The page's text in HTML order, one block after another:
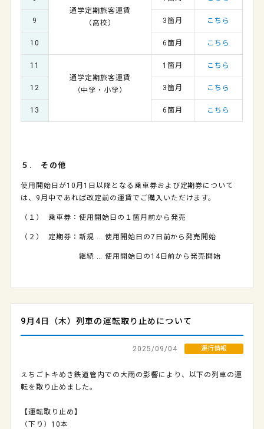
通学定期旅客運賃
（高校）
9 3箇月 こちら
10 6箇月 こちら
11
通学定期旅客運賃
（中学・小学）
1箇月 こちら
12 3箇月 こちら
13 6箇月 こちら
５. その他
使用開始日が10 月 1 日以降となる乗車券および定期券について
は、 9 月中であれば改定前の運賃でご購入いただけます。
（１） 乗車券：使用開始日の１箇月前から発売
（２） 定期券：新規 … 使用開始日の7 日前から発売開始
継続 … 使用開始日の 14日前から発売開始
9月4日（木）列車の運転取り止めについて
2025/09/04 運行情報
えちごトキめき鉄道管内での大雨の影響により、以下の列車の運
転を取り止めました。
【運転取り止め】
（下り）10本